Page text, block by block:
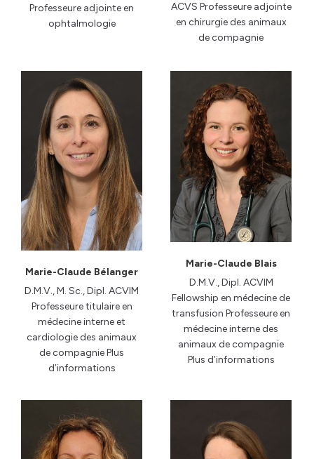
Professeure adjointe en
ophtalmologie
ACVS Professeure adjointe
en chirurgie des animaux
de compagnie
Marie-Claude Bélanger
D.M.V., M. Sc., Dipl. ACVIM
Professeure titulaire en
médecine interne et
cardiologie des animaux
de compagnie Plus
d’informations
Marie-Claude Blais
D.M.V., Dipl. ACVIM
Fellowship en médecine de
transfusion Professeure en
médecine interne des
animaux de compagnie
Plus d’informations